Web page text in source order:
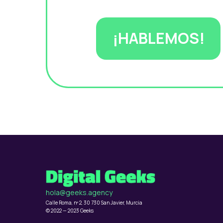
¡HABLEMOS!
© 2022 — 2023 Geeks
Calle Roma, nº 2, 30 730 San Javier, Murcia
hola@geeks.agency